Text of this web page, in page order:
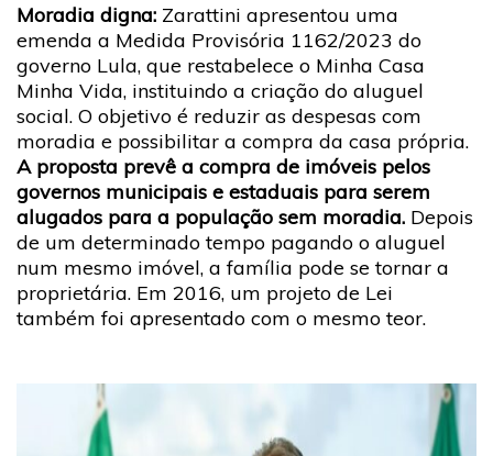
Moradia digna: Zarattini apresentou uma
emenda a Medida Provisória 1162/2023 do
governo Lula, que restabelece o Minha Casa
Minha Vida, instituindo a criação do aluguel
social. O objetivo é reduzir as despesas com
moradia e possibilitar a compra da casa própria.
A proposta prevê a compra de imóveis pelos
governos municipais e estaduais para serem
alugados para a população sem moradia. Depois
de um determinado tempo pagando o aluguel
num mesmo imóvel, a família pode se tornar a
proprietária. Em 2016, um projeto de Lei
também foi apresentado com o mesmo teor.